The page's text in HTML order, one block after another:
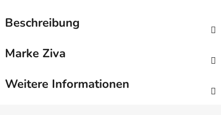
Beschreibung
Marke Ziva
Weitere Informationen